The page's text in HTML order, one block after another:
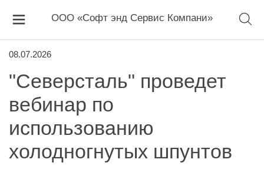
ООО «Софт энд Сервис Компани»
08.07.2026
"Северсталь" проведет
вебинар по
использованию
холодногнутых шпунтов